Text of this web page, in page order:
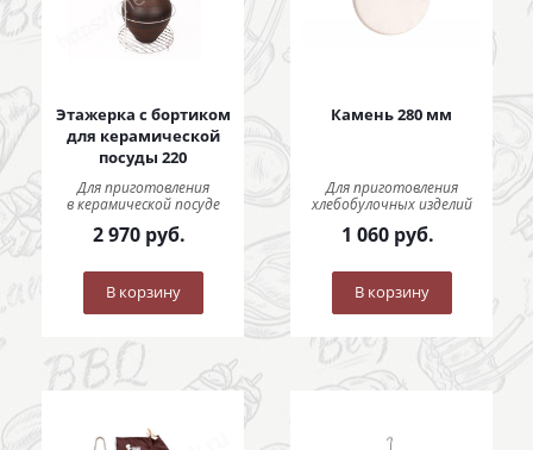
Этажерка с бортиком
для керамической
посуды 220
Для приготовления
в керамической посуде
2 970руб.
В корзину
Камень 280 мм
Для приготовления
хлебобулочных изделий
1 060руб.
В корзину